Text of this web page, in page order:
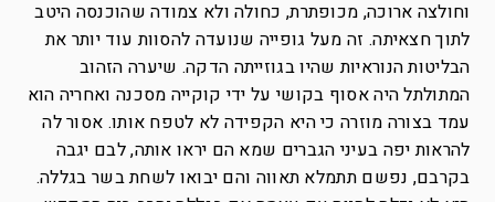
וחולצה ארוכה, מכופתרת, כחולה ולא צמודה שהוכנסה היטב
לתוך חצאיתה. זה מעל גופייה שנועדה להסוות עוד יותר את
הבליטות הנוראיות שהיו בגוזייתה הדקה. שיערה הזהוב
המתולתל היה אסוף בקושי על ידי קוקייה מסכנה ואחריה הוא
עמד בצורה מוזרה כי היא הקפידה לא לטפח אותו. אסור לה
להראות יפה בעיני הגברים שמא הם יראו אותה, לבם יגבה
בקרבם, נפשם תתמלא תאווה והם יבואו לשחת בשר בגללה.